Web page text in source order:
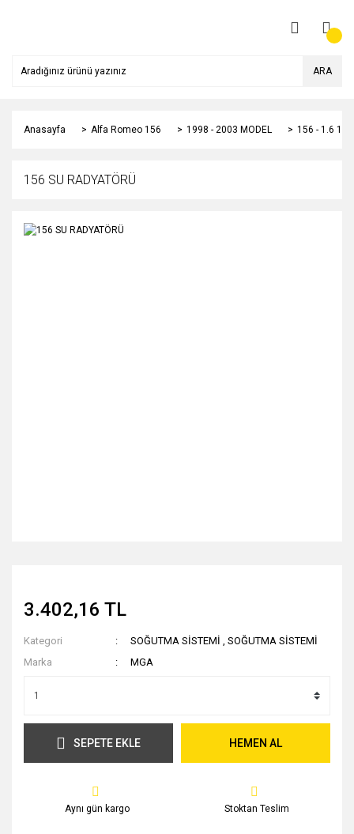
ARA
Anasayfa Alfa Romeo 156 1998 - 2003 MODEL 156 - 1.6
156 SU RADYATÖRÜ
3.402,16 TL
Kategori SOĞUTMA SİSTEMİ ,SOĞUTMA SİSTEMİ
Marka
MGA
SEPETE EKLE HEMEN AL
Aynı gün kargo Stoktan Teslim